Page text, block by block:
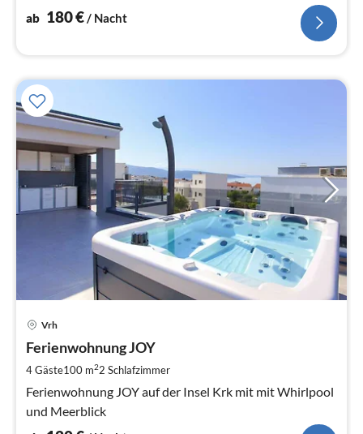
Pool und Spielzimmer.
ab 180€/ Nacht
Vrh
Ferienwohnung JOY
4 Gäste100 m22 Schlafzimmer
Ferienwohnung JOY auf der Insel Krk mit mit Whirlpool
und Meerblick